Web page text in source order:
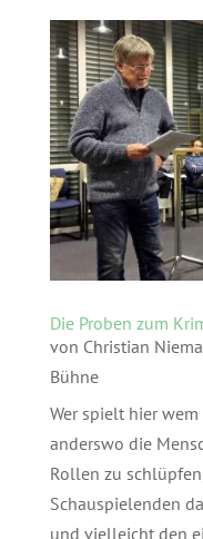
Die Proben zum
von Christian
Bühne
Wer spielt hier
anderswo die
Rollen zu
Schauspielenden
und vielleicht den